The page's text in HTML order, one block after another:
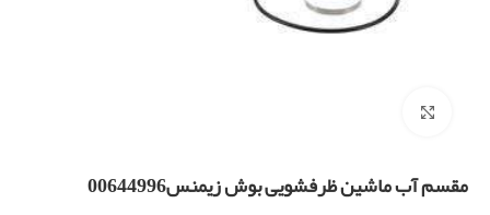
مقسم آب ماشین ظرفشویی بوش زیمنس00644996